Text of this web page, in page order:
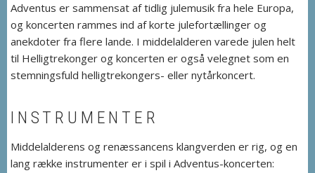
Adventus er sammensat af tidlig julemusik fra hele Europa,
og koncerten rammes ind af korte julefortællinger og
anekdoter fra flere lande. I middelalderen varede julen helt
til Helligtrekonger og koncerten er også velegnet som en
stemningsfuld helligtrekongers- eller nytårkoncert.
INSTRUMENTER
Middelalderens og renæssancens klangverden er rig, og en
lang række instrumenter er i spil i Adventus-koncerten: